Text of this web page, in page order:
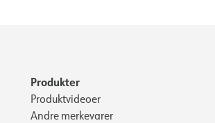
Produkter
Produktvideoer
Andre merkevarer